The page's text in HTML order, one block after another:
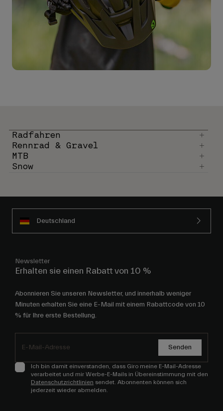
Radfahren
Rennrad & Gravel
MTB
Snow
Deutschland
Newsletter
Erhalten sie einen Rabatt von 10 %
Abonnieren Sie unseren Newsletter, und innerhalb weniger
Minuten erhalten Sie eine E-Mail mit einem Rabattcode von 10
% für Ihre erste Bestellung.
Senden
Ich bin damit einverstanden, dass Giro meine E-Mail-Adresse
verarbeitet und mir Werbe-E-Mails in Übereinstimmung mit den
Datenschutzrichtlinien sendet. Abonnenten können sich
jederzeit wieder abmelden.